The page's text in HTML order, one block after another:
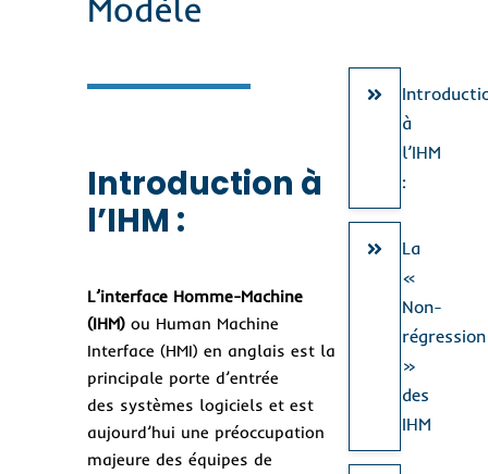
Modèle
Introduction à
l’IHM :
L’interface Homme-Machine
(IHM) ou Human Machine
Interface (HMI) en anglais est la
principale porte d’entrée
des systèmes logiciels et est
aujourd’hui une préoccupation
majeure des équipes de
à
l’IHM
:
La
«
Non-
régression
»
des
IHM